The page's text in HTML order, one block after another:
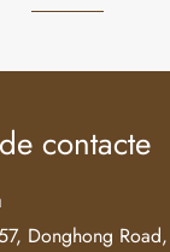
contacte
Donghong Road,